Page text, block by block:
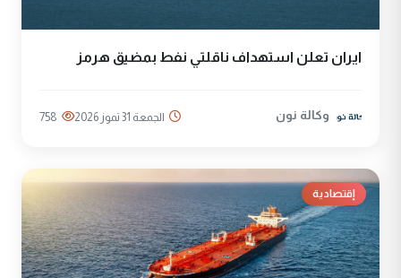
ايران تعلن استهداف ناقلتي نفط بمضيق هرمز
وكالة نون الجمعة 31 تموز 2026 758
إقتصادية